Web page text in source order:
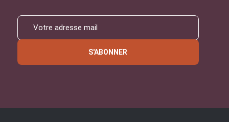
S'ABONNER